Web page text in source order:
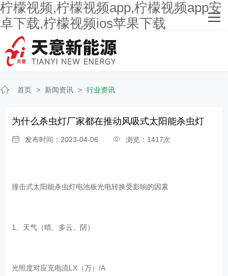
柠檬视频,柠檬视频app,柠檬视频app安
卓下载,柠檬视频ios苹果下载
网站首页
关于柠檬视频
主营产品
客户案例
人才招聘
新闻资讯
首页 > 新闻资讯 > 行业资讯
为什么杀虫灯厂家都在推动风吸式太阳能杀虫灯
发布时间：2023-04-06 浏览：1417次
撞击式太阳能杀虫灯电池板光电转换受影响的因素
1、天气（晴、多云、阴）
光照度对应充电流LX（万）/A